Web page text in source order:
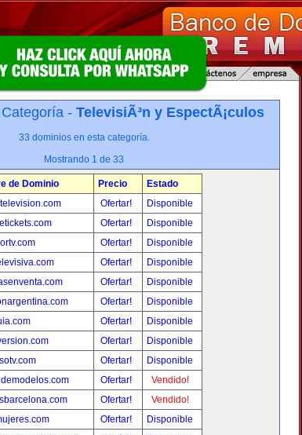
- TelevisiÃ³n y EspectÃ¡culos
33 dominios en esta categoría.
Mostrando 1 de 33
de Dominio Precio
Estado
Ofertar!
Disponible
Ofertar!
Disponible
Ofertar!
Disponible
Ofertar!
Disponible
Ofertar!
Disponible
Ofertar!
Disponible
Ofertar!
Disponible
Ofertar!
Disponible
Ofertar!
Disponible
Ofertar!
Vendido!
Ofertar!
Vendido!
Ofertar!
Disponible